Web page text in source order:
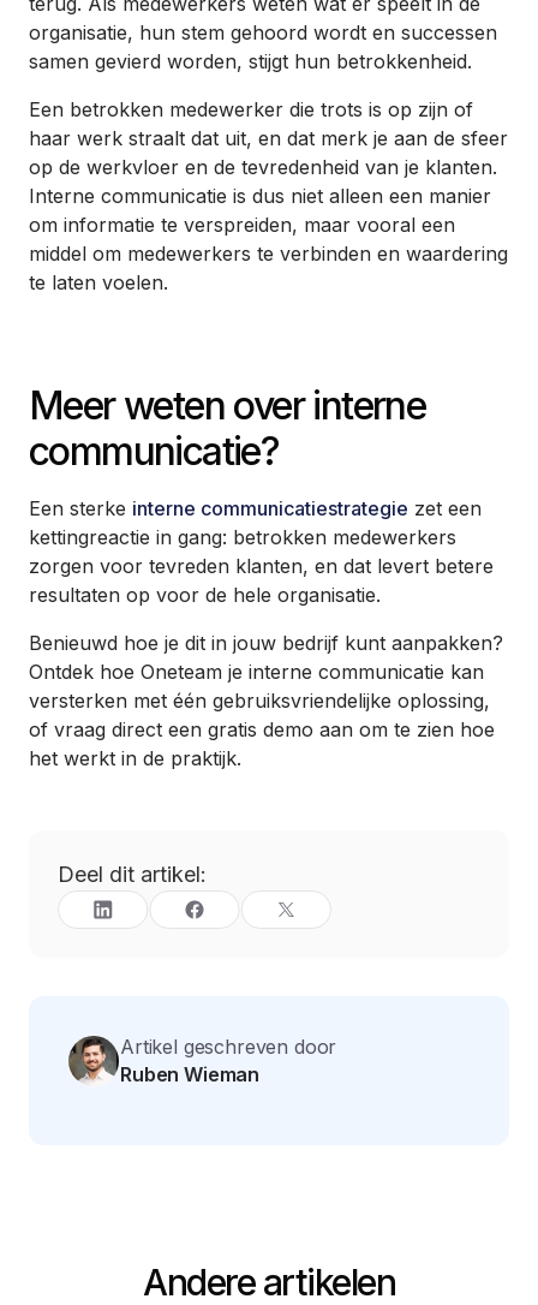
organisatie, hun stem gehoord wordt en successen
samen gevierd worden, stijgt hun betrokkenheid.
Een betrokken medewerker die trots is op zijn of
haar werk straalt dat uit, en dat merk je aan de sfeer
op de werkvloer en de tevredenheid van je klanten.
Interne communicatie is dus niet alleen een manier
om informatie te verspreiden, maar vooral een
middel om medewerkers te verbinden en waardering
te laten voelen.
Meer weten over interne
communicatie?
Een sterke interne communicatiestrategie zet een
kettingreactie in gang: betrokken medewerkers
zorgen voor tevreden klanten, en dat levert betere
resultaten op voor de hele organisatie.
Benieuwd hoe je dit in jouw bedrijf kunt aanpakken?
Ontdek hoe Oneteam je interne communicatie kan
versterken met één gebruiksvriendelijke oplossing,
of vraag direct een gratis demo aan om te zien hoe
het werkt in de praktijk.
Deel dit artikel:
Artikel geschreven door
Ruben Wieman
Andere artikelen